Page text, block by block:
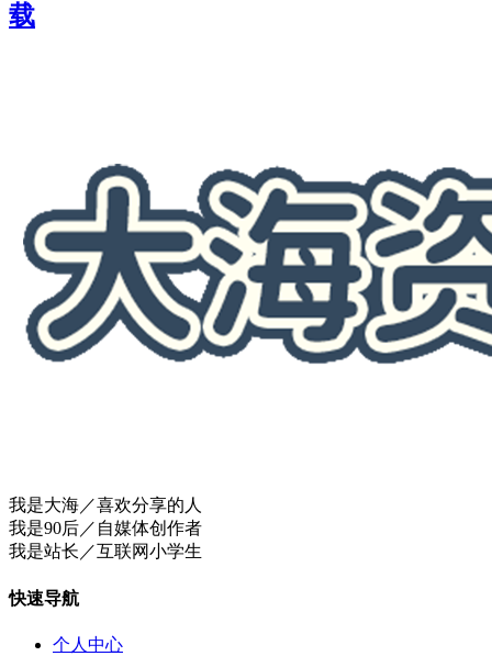
载
我是大海／喜欢分享的人
我是90后／自媒体创作者
我是站长／互联网小学生
快速导航
个人中心